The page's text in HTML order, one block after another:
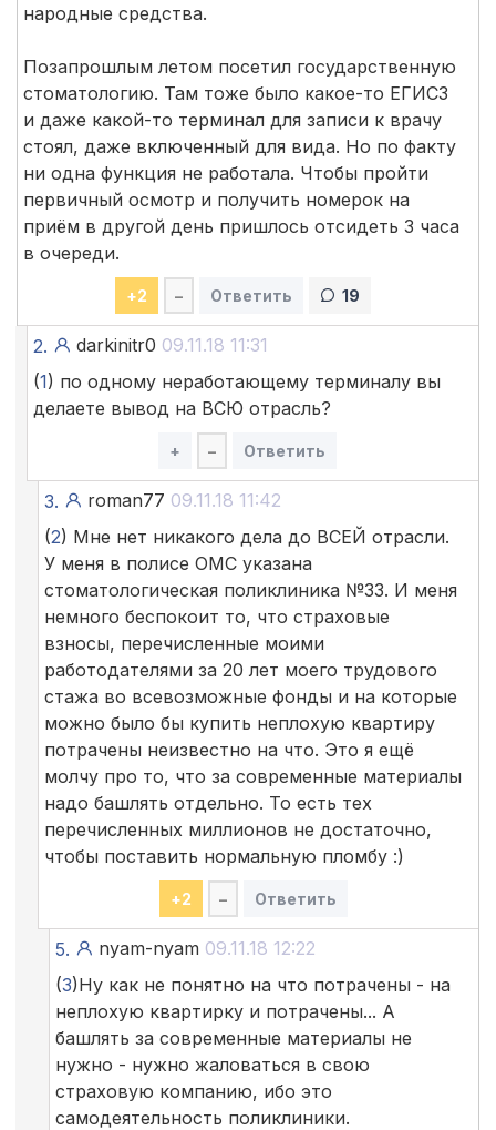
народные средства.
Позапрошлым летом посетил государственную
стоматологию. Там тоже было какое-то ЕГИСЗ
и даже какой-то терминал для записи к врачу
стоял, даже включенный для вида. Но по факту
ни одна функция не работала. Чтобы пройти
первичный осмотр и получить номерок на
приём в другой день пришлось отсидеть 3 часа
в очереди.
+2 – Ответить 19
2. darkinitr0 09.11.18 11:31
(1) по одному неработающему терминалу вы
делаете вывод на ВСЮ отрасль?
+ – Ответить
3. roman77 09.11.18 11:42
(2) Мне нет никакого дела до ВСЕЙ отрасли.
У меня в полисе ОМС указана
стоматологическая поликлиника №33. И меня
немного беспокоит то, что страховые
взносы, перечисленные моими
работодателями за 20 лет моего трудового
стажа во всевозможные фонды и на которые
можно было бы купить неплохую квартиру
потрачены неизвестно на что. Это я ещё
молчу про то, что за современные материалы
надо башлять отдельно. То есть тех
перечисленных миллионов не достаточно,
чтобы поставить нормальную пломбу :)
+2 – Ответить
5. nyam-nyam 09.11.18 12:22
(3)Ну как не понятно на что потрачены - на
неплохую квартирку и потрачены... А
башлять за современные материалы не
нужно - нужно жаловаться в свою
страховую компанию, ибо это
самодеятельность поликлиники.